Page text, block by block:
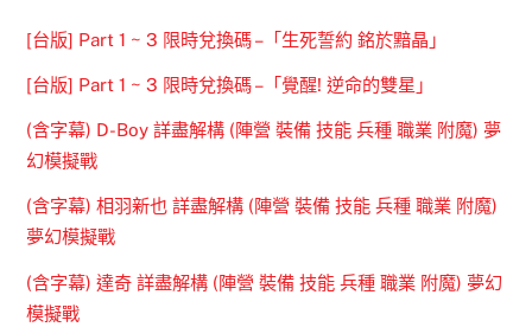
[台版] Part 1 ~ 3 限時兌換碼 –「生死誓約 銘於黯晶」
[台版] Part 1 ~ 3 限時兌換碼 –「覺醒! 逆命的雙星」
(含字幕) D-Boy 詳盡解構 (陣營 裝備 技能 兵種 職業 附魔) 夢
幻模擬戰
(含字幕) 相羽新也 詳盡解構 (陣營 裝備 技能 兵種 職業 附魔)
夢幻模擬戰
(含字幕) 達奇 詳盡解構 (陣營 裝備 技能 兵種 職業 附魔) 夢幻
模擬戰